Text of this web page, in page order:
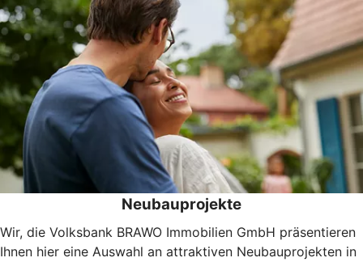
Neubauprojekte
Wir, die Volksbank BRAWO Immobilien GmbH präsentieren
Ihnen hier eine Auswahl an attraktiven Neubauprojekten in